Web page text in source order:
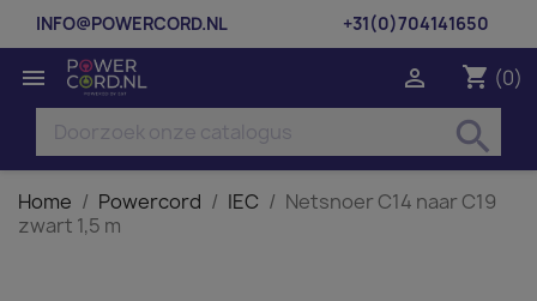
INFO@POWERCORD.NL +31(0)704141650
 shopping_cart (0)

search
Home Powercord IEC
Netsnoer C14 naar C19
zwart 1,5 m